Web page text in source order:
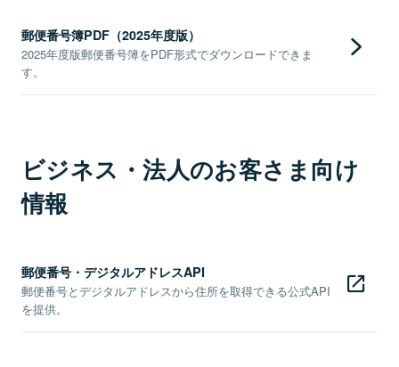
郵便番号簿PDF（2025年度版）
2025年度版郵便番号簿をPDF形式でダウンロードできま
す。
ビジネス・法人のお客さま向け
情報
郵便番号・デジタルアドレスAPI
郵便番号とデジタルアドレスから住所を取得できる公式API
を提供。